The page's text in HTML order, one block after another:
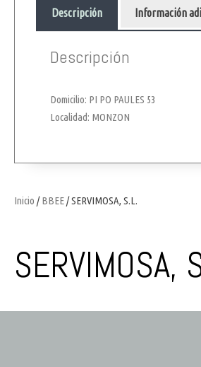
Inicio /BBEE/ SERVIMOSA, S.L.
SERVIMOSA,
Descripción Información
Descripción
Domicilio: PI PO PAULES 53
Localidad: MONZON